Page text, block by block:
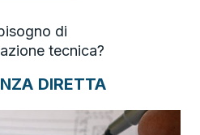
di
tecnica?
DIRETTA